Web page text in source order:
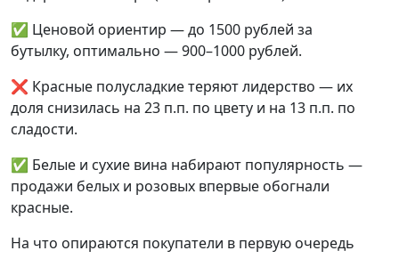
✅ Ценовой ориентир — до 1500 рублей за
бутылку, оптимально — 900–1000 рублей.
❌ Красные полусладкие теряют лидерство — их
доля снизилась на 23 п.п. по цвету и на 13 п.п. по
сладости.
✅ Белые и сухие вина набирают популярность —
продажи белых и розовых впервые обогнали
красные.
На что опираются покупатели в первую очередь